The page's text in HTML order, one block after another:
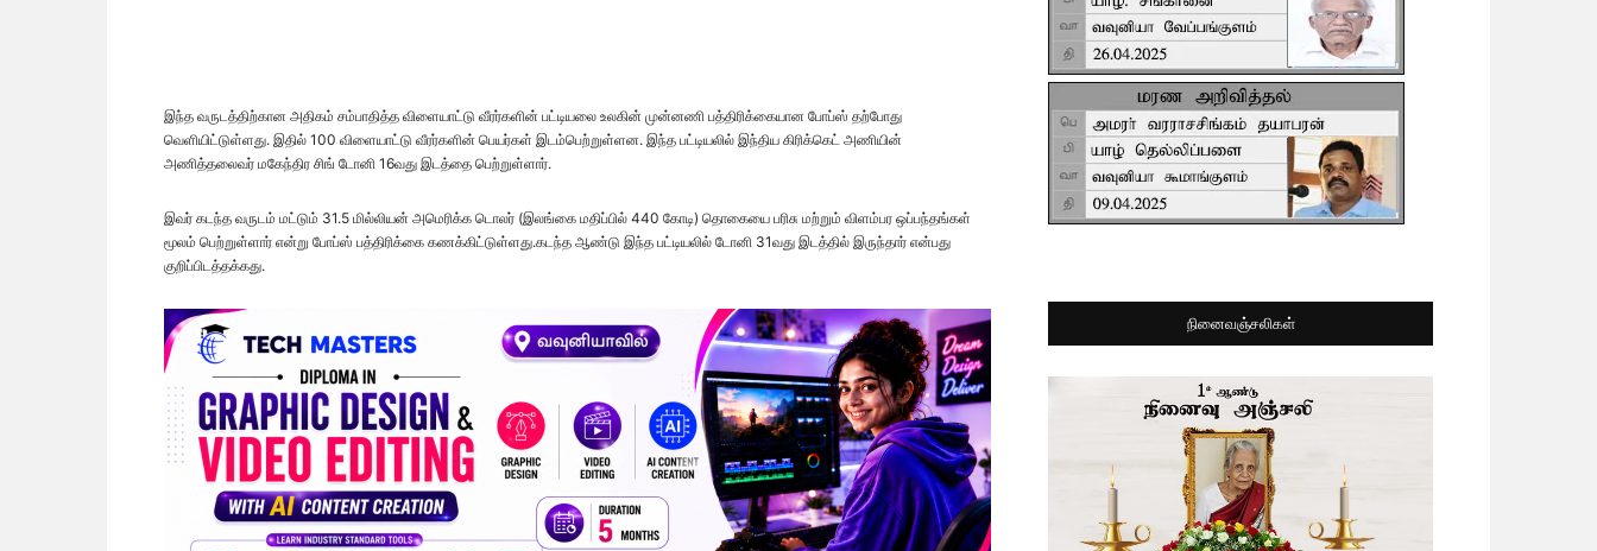
இந்த வருடத்திற்கான அதிகம் சம்பாதித்த விளையாட்டு வீரர்களின் பட்டியலை உலகின் முன்னணி பத்திரிக்கையான போப்ஸ் தற்போது
வெளியிட்டுள்ளது. இதில் 100 விளையாட்டு வீரர்களின் பெயர்கள் இடம்பெற்றுள்ளன. இந்த பட்டியலில் இந்திய கிரிக்கெட் அணியின்
அணித்தலைவர் மகேந்திர சிங் டோனி 16வது இடத்தை பெற்றுள்ளார்.
இவர் கடந்த வருடம் மட்டும் 31.5 மில்லியன் அமெரிக்க டொலர் (இலங்கை மதிப்பில் 440 கோடி) தொகையை பரிசு மற்றும் விளம்பர ஒப்பந்தங்கள்
மூலம் பெற்றுள்ளார் என்று போப்ஸ் பத்திரிக்கை கணக்கிட்டுள்ளது.கடந்த ஆண்டு இந்த பட்டியலில் டோனி 31வது இடத்தில் இருந்தார் என்பது
குறிப்பிடத்தக்கது.
நினைவஞ்சலிகள்